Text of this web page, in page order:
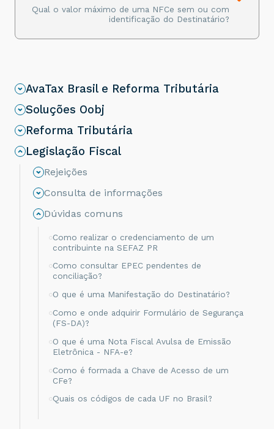
Qual o valor máximo de uma NFCe sem ou com
identificação do Destinatário?
AvaTax Brasil e Reforma Tributária
Soluções Oobj
Reforma Tributária
Legislação Fiscal
Rejeições
Consulta de informações
Dúvidas comuns
Como realizar o credenciamento de um
contribuinte na SEFAZ PR
Como consultar EPEC pendentes de
conciliação?
O que é uma Manifestação do Destinatário?
Como e onde adquirir Formulário de Segurança
(FS-DA)?
O que é uma Nota Fiscal Avulsa de Emissão
Eletrônica - NFA-e?
Como é formada a Chave de Acesso de um
CFe?
Quais os códigos de cada UF no Brasil?